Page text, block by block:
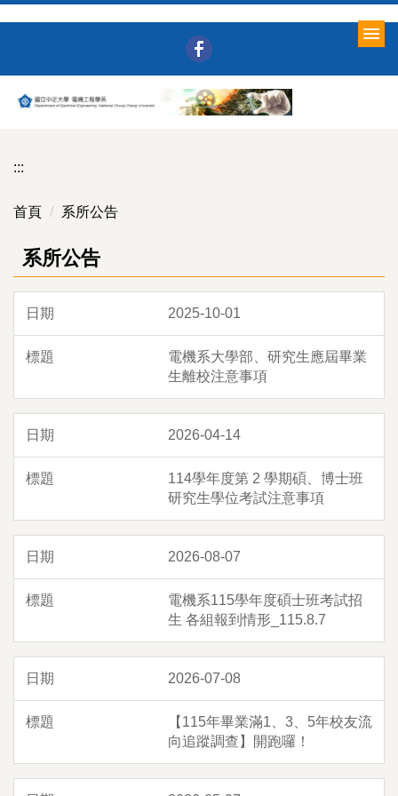
要
內
:::
首頁 系所公告
系所公告
2025-10-01
電機系大學部、研究生應屆畢業
生離校注意事項
2026-04-14
114學年度第 2 學期碩、博士班
研究生學位考試注意事項
2026-08-07
電機系115學年度碩士班考試招
生 各組報到情形_115.8.7
2026-07-08
【115年畢業滿1、3、5年校友流
向追蹤調查】開跑囉！